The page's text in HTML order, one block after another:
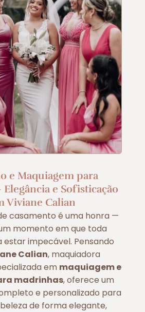
e Maquiagem para
e Sofisticação
Viviane Calian
casamento é uma honra —
momento em que toda
estar impecável. Pensando
Calian, maquiadora
em maquiagem e
madrinhas, oferece um
e personalizado para
de forma elegante,